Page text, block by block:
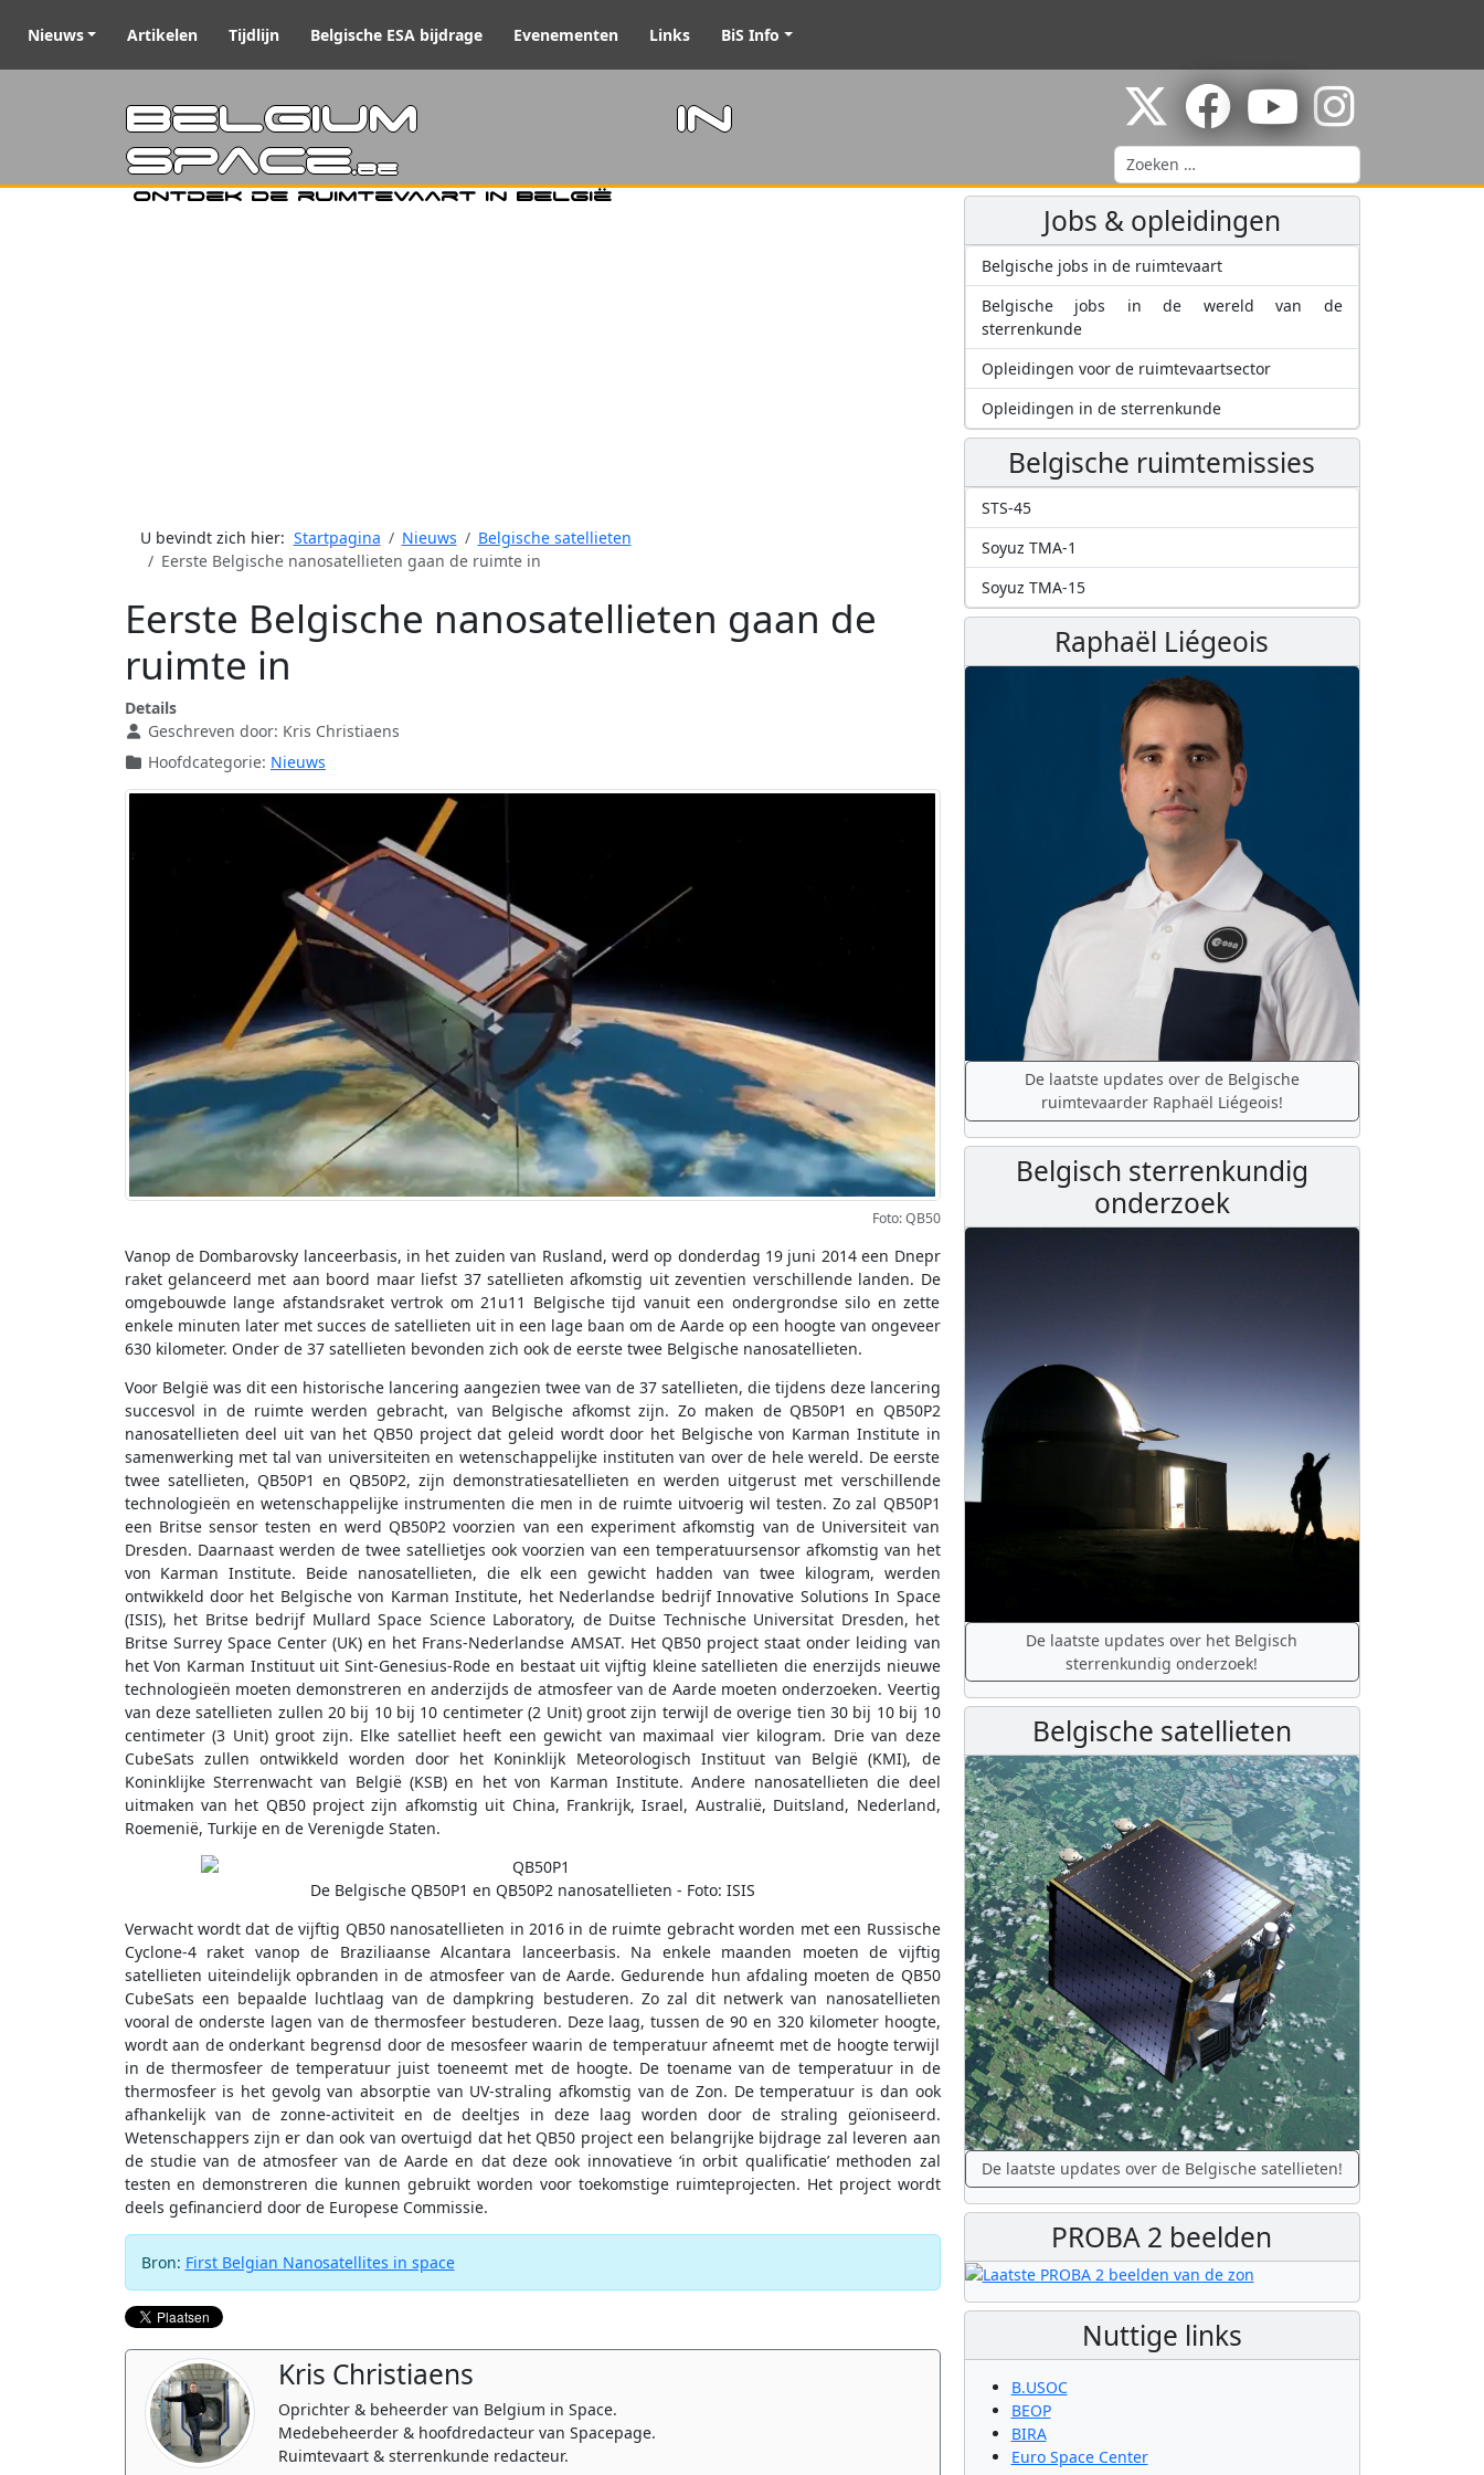
Nieuws Artikelen Tijdlijn Belgische ESA bijdrage Evenementen Links BiS Info
Belgium in
Space.be
Ontdek de ruimtevaart in België
Zoeken
U bevindt zich hier: Startpagina Nieuws
Belgische satellieten
Eerste Belgische nanosatellieten gaan de ruimte in
Eerste Belgische nanosatellieten gaan de
ruimte in
Details
Geschreven door: Kris Christiaens
Hoofdcategorie: Nieuws
Foto: QB50
Vanop de Dombarovsky lanceerbasis, in het zuiden van Rusland, werd op donderdag 19 juni 2014 een Dnepr
raket gelanceerd met aan boord maar liefst 37 satellieten afkomstig uit zeventien verschillende landen. De
omgebouwde lange afstandsraket vertrok om 21u11 Belgische tijd vanuit een ondergrondse silo en zette
enkele minuten later met succes de satellieten uit in een lage baan om de Aarde op een hoogte van ongeveer
630 kilometer. Onder de 37 satellieten bevonden zich ook de eerste twee Belgische nanosatellieten.
Voor België was dit een historische lancering aangezien twee van de 37 satellieten, die tijdens deze lancering
succesvol in de ruimte werden gebracht, van Belgische afkomst zijn. Zo maken de QB50P1 en QB50P2
nanosatellieten deel uit van het QB50 project dat geleid wordt door het Belgische von Karman Institute in
samenwerking met tal van universiteiten en wetenschappelijke instituten van over de hele wereld. De eerste
twee satellieten, QB50P1 en QB50P2, zijn demonstratiesatellieten en werden uitgerust met verschillende
technologieën en wetenschappelijke instrumenten die men in de ruimte uitvoerig wil testen. Zo zal QB50P1
een Britse sensor testen en werd QB50P2 voorzien van een experiment afkomstig van de Universiteit van
Dresden. Daarnaast werden de twee satellietjes ook voorzien van een temperatuursensor afkomstig van het
von Karman Institute. Beide nanosatellieten, die elk een gewicht hadden van twee kilogram, werden
ontwikkeld door het Belgische von Karman Institute, het Nederlandse bedrijf Innovative Solutions In Space
(ISIS), het Britse bedrijf Mullard Space Science Laboratory, de Duitse Technische Universitat Dresden, het
Britse Surrey Space Center (UK) en het Frans-Nederlandse AMSAT. Het QB50 project staat onder leiding van
het Von Karman Instituut uit Sint-Genesius-Rode en bestaat uit vijftig kleine satellieten die enerzijds nieuwe
technologieën moeten demonstreren en anderzijds de atmosfeer van de Aarde moeten onderzoeken. Veertig
van deze satellieten zullen 20 bij 10 bij 10 centimeter (2 Unit) groot zijn terwijl de overige tien 30 bij 10 bij 10
centimeter (3 Unit) groot zijn. Elke satelliet heeft een gewicht van maximaal vier kilogram. Drie van deze
CubeSats zullen ontwikkeld worden door het Koninklijk Meteorologisch Instituut van België (KMI), de
Koninklijke Sterrenwacht van België (KSB) en het von Karman Institute. Andere nanosatellieten die deel
uitmaken van het QB50 project zijn afkomstig uit China, Frankrijk, Israel, Australië, Duitsland, Nederland,
Roemenië, Turkije en de Verenigde Staten.
De Belgische QB50P1 en QB50P2 nanosatellieten - Foto: ISIS
Verwacht wordt dat de vijftig QB50 nanosatellieten in 2016 in de ruimte gebracht worden met een Russische
Cyclone-4 raket vanop de Braziliaanse Alcantara lanceerbasis. Na enkele maanden moeten de vijftig
satellieten uiteindelijk opbranden in de atmosfeer van de Aarde. Gedurende hun afdaling moeten de QB50
CubeSats een bepaalde luchtlaag van de dampkring bestuderen. Zo zal dit netwerk van nanosatellieten
vooral de onderste lagen van de thermosfeer bestuderen. Deze laag, tussen de 90 en 320 kilometer hoogte,
wordt aan de onderkant begrensd door de mesosfeer waarin de temperatuur afneemt met de hoogte terwijl
in de thermosfeer de temperatuur juist toeneemt met de hoogte. De toename van de temperatuur in de
thermosfeer is het gevolg van absorptie van UV-straling afkomstig van de Zon. De temperatuur is dan ook
afhankelijk van de zonne-activiteit en de deeltjes in deze laag worden door de straling geïoniseerd.
Wetenschappers zijn er dan ook van overtuigd dat het QB50 project een belangrijke bijdrage zal leveren aan
de studie van de atmosfeer van de Aarde en dat deze ook innovatieve ‘in orbit qualificatie’ methoden zal
testen en demonstreren die kunnen gebruikt worden voor toekomstige ruimteprojecten. Het project wordt
deels gefinancierd door de Europese Commissie.
Bron: First Belgian Nanosatellites in space
Kris Christiaens
Oprichter & beheerder van Belgium in Space.
Medebeheerder & hoofdredacteur van Spacepage.
Ruimtevaart & sterrenkunde redacteur.
Jobs & opleidingen
Belgische jobs in de ruimtevaart
Belgische jobs in de wereld van de
sterrenkunde
Opleidingen voor de ruimtevaartsector
Opleidingen in de sterrenkunde
Belgische ruimtemissies
STS-45
Soyuz TMA-1
Soyuz TMA-15
Raphaël Liégeois
De laatste updates over de Belgische
ruimtevaarder Raphaël Liégeois!
Belgisch sterrenkundig
onderzoek
De laatste updates over het Belgisch
sterrenkundig onderzoek!
Belgische satellieten
De laatste updates over de Belgische satellieten!
PROBA 2 beelden
Nuttige links
B.USOC
BEOP
BIRA
Euro Space Center